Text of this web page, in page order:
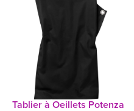
Tablier à Oeillets Potenza